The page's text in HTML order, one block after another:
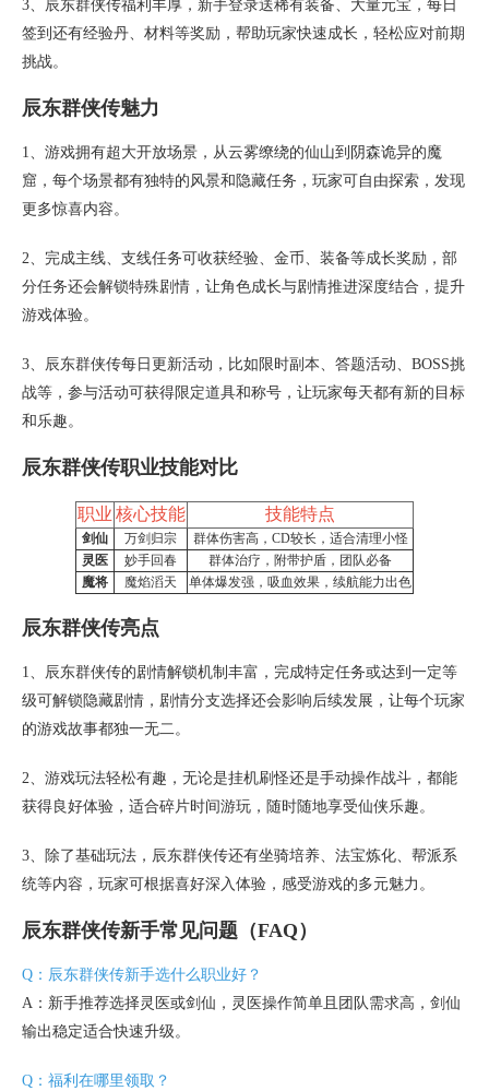
3、辰东群侠传福利丰厚，新手登录送稀有装备、大量元宝，每日
签到还有经验丹、材料等奖励，帮助玩家快速成长，轻松应对前期
挑战。
辰东群侠传魅力
1、游戏拥有超大开放场景，从云雾缭绕的仙山到阴森诡异的魔
窟，每个场景都有独特的风景和隐藏任务，玩家可自由探索，发现
更多惊喜内容。
2、完成主线、支线任务可收获经验、金币、装备等成长奖励，部
分任务还会解锁特殊剧情，让角色成长与剧情推进深度结合，提升
游戏体验。
3、辰东群侠传每日更新活动，比如限时副本、答题活动、BOSS挑
战等，参与活动可获得限定道具和称号，让玩家每天都有新的目标
和乐趣。
辰东群侠传职业技能对比
职业 核心技能 技能特点
剑仙 万剑归宗
群体伤害高，CD较长，适合清理小怪
灵医
妙手回春
群体治疗，附带护盾，团队必备
魔将
魔焰滔天 单体爆发强，吸血效果，续航能力出色
辰东群侠传亮点
1、辰东群侠传的剧情解锁机制丰富，完成特定任务或达到一定等
级可解锁隐藏剧情，剧情分支选择还会影响后续发展，让每个玩家
的游戏故事都独一无二。
2、游戏玩法轻松有趣，无论是挂机刷怪还是手动操作战斗，都能
获得良好体验，适合碎片时间游玩，随时随地享受仙侠乐趣。
3、除了基础玩法，辰东群侠传还有坐骑培养、法宝炼化、帮派系
统等内容，玩家可根据喜好深入体验，感受游戏的多元魅力。
辰东群侠传新手常见问题（FAQ）
Q：辰东群侠传新手选什么职业好？
A：新手推荐选择灵医或剑仙，灵医操作简单且团队需求高，剑仙
输出稳定适合快速升级。
Q：福利在哪里领取？